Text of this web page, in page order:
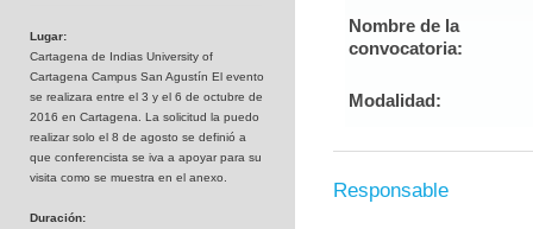
Lugar:
Cartagena de Indias University of
Cartagena Campus San Agustín El evento
se realizara entre el 3 y el 6 de octubre de
2016 en Cartagena. La solicitud la puedo
realizar solo el 8 de agosto se definió a
que conferencista se iva a apoyar para su
visita como se muestra en el anexo.
Duración:
Nombre de la
convocatoria:
Modalidad:
Responsable